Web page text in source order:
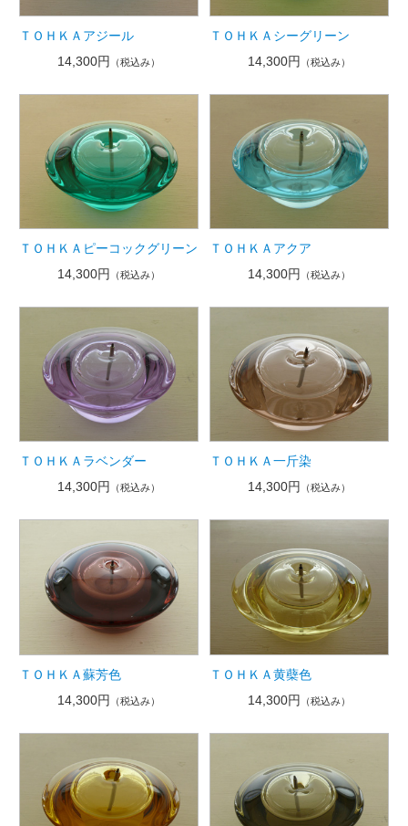
ＴＯＨＫＡアジール
14,300円 （税込み）
ＴＯＨＫＡシーグリーン
14,300円
（税込み）
ＴＯＨＫＡピーコックグリーン
14,300円
（税込み）
ＴＯＨＫＡアクア
14,300円
（税込み）
ＴＯＨＫＡラベンダー
14,300円
（税込み）
ＴＯＨＫＡ一斤染
14,300円
（税込み）
ＴＯＨＫＡ蘇芳色
14,300円
（税込み）
ＴＯＨＫＡ黄蘗色
14,300円
（税込み）